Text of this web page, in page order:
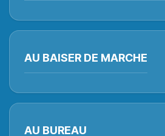
AU BAISER DE MARCHE
AU BUREAU